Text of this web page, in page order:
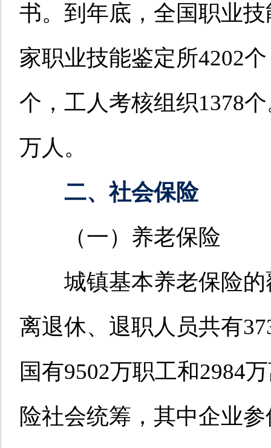
书。到年底，全国职业
家职业技能鉴定所4202
个，工人考核组织1378
万人。
二、社会保险
（一）养老保险
城镇基本养老保险的
离退休、退职人员共有
国有9502万职工和2984
险社会统筹，其中企业